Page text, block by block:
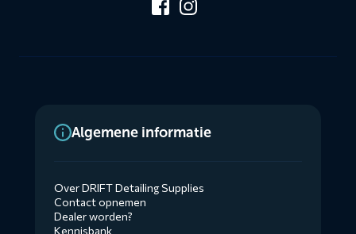
Algemene informatie
Over DRIFT Detailing Supplies
Contact opnemen
Dealer worden?
Kennisbank